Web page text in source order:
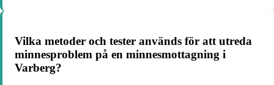
Vilka metoder och tester används för att utreda
minnesproblem på en minnesmottagning i
Varberg?